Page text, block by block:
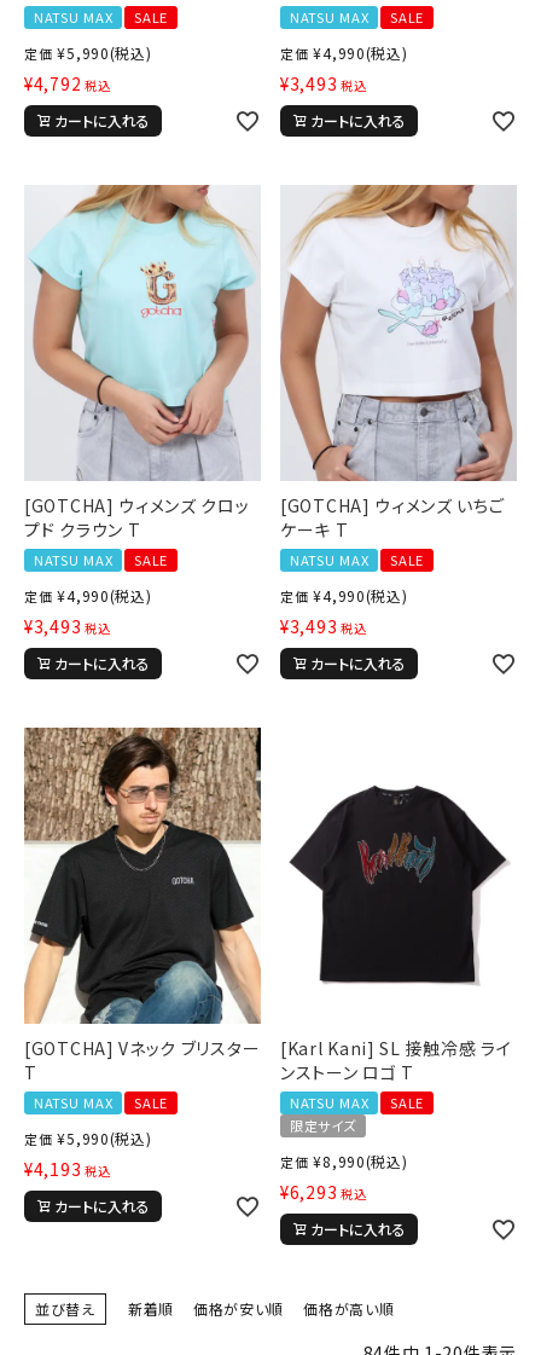
キーワードから探す
search
価格から探す
並び順
サイズ
S
M
XL
XXL
XXXL
30inc
34inc
36inc
40inc
KIDS
カラー
絞り込んで検索する
NATSU MAX
SALE
定価 ¥5,990(税込)
¥4,792 税込
カートに入れる
NATSU MAX
SALE
定価 ¥4,990(税込)
¥3,493 税込
カートに入れる
[GOTCHA] ウィメンズ クロッ
プド クラウン T
NATSU MAX
SALE
定価 ¥4,990(税込)
¥3,493 税込
カートに入れる
[GOTCHA] ウィメンズ いちご
ケーキ T
NATSU MAX
SALE
定価 ¥4,990(税込)
¥3,493 税込
カートに入れる
[GOTCHA] Vネック ブリスター
T
NATSU MAX
SALE
定価 ¥5,990(税込)
¥4,193 税込
カートに入れる
[Karl Kani] SL 接触冷感 ライ
ンストーン ロゴ T
NATSU MAX
SALE
限定サイズ
定価 ¥8,990(税込)
¥6,293 税込
カートに入れる
並び替え 新着順 価格が安い順 価格が高い順